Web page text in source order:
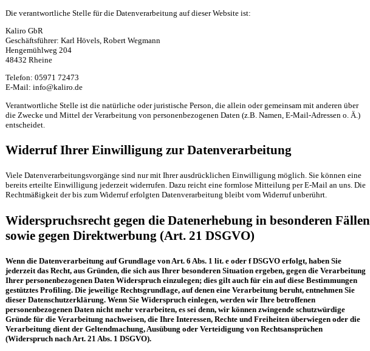
Die verantwortliche Stelle für die Datenverarbeitung auf dieser Website ist:
Kaliro GbR
Geschäftsführer: Karl Hövels, Robert Wegmann
Hengemühlweg 204
48432 Rheine
Telefon: 05971 72473
E-Mail: info@kaliro.de
Verantwortliche Stelle ist die natürliche oder juristische Person, die allein oder gemeinsam mit anderen über
die Zwecke und Mittel der Verarbeitung von personenbezogenen Daten (z.B. Namen, E-Mail-Adressen o. Ä.)
entscheidet.
Widerruf Ihrer Einwilligung zur Datenverarbeitung
Viele Datenverarbeitungsvorgänge sind nur mit Ihrer ausdrücklichen Einwilligung möglich. Sie können eine
bereits erteilte Einwilligung jederzeit widerrufen. Dazu reicht eine formlose Mitteilung per E-Mail an uns. Die
Rechtmäßigkeit der bis zum Widerruf erfolgten Datenverarbeitung bleibt vom Widerruf unberührt.
Widerspruchsrecht gegen die Datenerhebung in besonderen Fällen
sowie gegen Direktwerbung (Art. 21 DSGVO)
Wenn die Datenverarbeitung auf Grundlage von Art. 6 Abs. 1 lit. e oder f DSGVO erfolgt, haben Sie
jederzeit das Recht, aus Gründen, die sich aus Ihrer besonderen Situation ergeben, gegen die Verarbeitung
Ihrer personenbezogenen Daten Widerspruch einzulegen; dies gilt auch für ein auf diese Bestimmungen
gestütztes Profiling. Die jeweilige Rechtsgrundlage, auf denen eine Verarbeitung beruht, entnehmen Sie
dieser Datenschutzerklärung. Wenn Sie Widerspruch einlegen, werden wir Ihre betroffenen
personenbezogenen Daten nicht mehr verarbeiten, es sei denn, wir können zwingende schutzwürdige
Gründe für die Verarbeitung nachweisen, die Ihre Interessen, Rechte und Freiheiten überwiegen oder die
Verarbeitung dient der Geltendmachung, Ausübung oder Verteidigung von Rechtsansprüchen
(Widerspruch nach Art. 21 Abs. 1 DSGVO).